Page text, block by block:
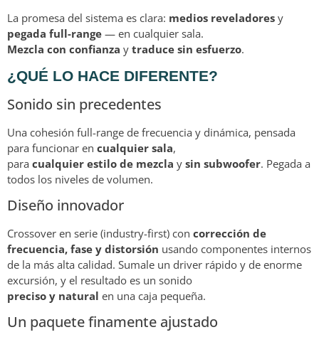
La promesa del sistema es clara: medios reveladores y
pegada full-range — en cualquier sala.
Mezcla con confianza y traduce sin esfuerzo.
¿QUÉ LO HACE DIFERENTE?
Sonido sin precedentes
Una cohesión full-range de frecuencia y dinámica, pensada
para funcionar en cualquier sala,
para cualquier estilo de mezcla y sin subwoofer. Pegada a
todos los niveles de volumen.
Diseño innovador
Crossover en serie (industry-first) con corrección de
frecuencia, fase y distorsión usando componentes internos
de la más alta calidad. Sumale un driver rápido y de enorme
excursión, y el resultado es un sonido
preciso y natural en una caja pequeña.
Un paquete finamente ajustado